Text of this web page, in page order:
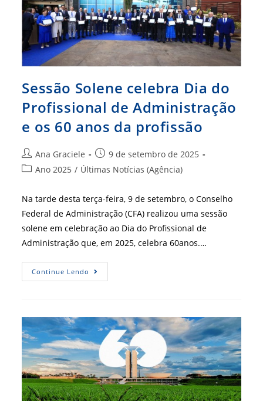
Da
Sociedade
Sessão Solene celebra Dia do
Profissional de Administração
e os 60 anos da profissão
Autor
do
Ana Graciele
Post
publicado:
9 de setembro de 2025
Categoria
post:
Ano 2025 / Últimas Notícias (Agência)
Na tarde desta terça-feira, 9 de setembro, o Conselho
Federal de Administração (CFA) realizou uma sessão
solene em celebração ao Dia do Profissional de
Administração que, em 2025, celebra 60anos.…
Continue Lendo Sessão
Solene
De
Administração
Os
60
Anos
Da
Profissão